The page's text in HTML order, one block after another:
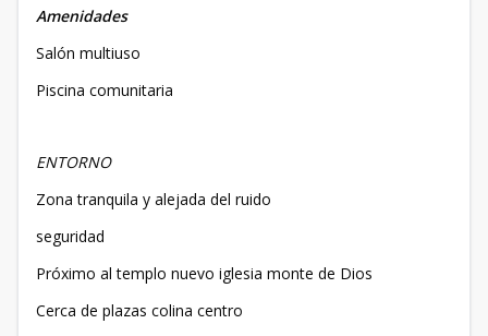
Amenidades
Salón multiuso
Piscina comunitaria
ENTORNO
Zona tranquila y alejada del ruido
seguridad
Próximo al templo nuevo iglesia monte de Dios
Cerca de plazas colina centro